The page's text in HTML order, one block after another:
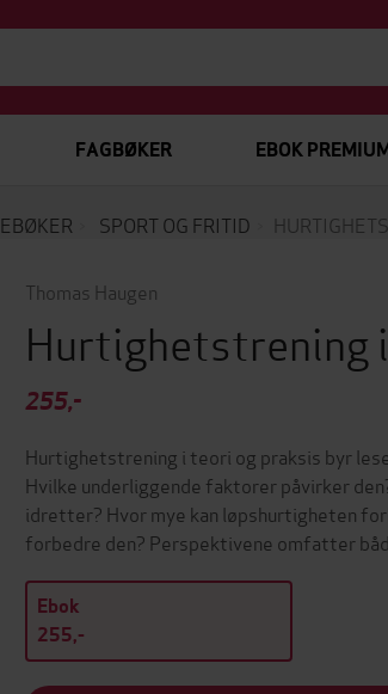
FAGBØKER EBOK
EBØKER SPORT OG FRITID
Thomas Haugen
Hurtighetstrening
255,-
Hurtighetstrening i teori og praksis byr
Hvilke underliggende faktorer påvirker
idretter? Hvor mye kan løpshurtigheten
forbedre den? Perspektivene omfatter
Ebok
255,-